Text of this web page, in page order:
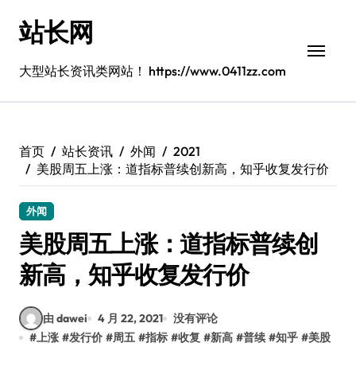
站长网
大型站长资讯类网站！ https://www.0411zz.com
首页 站长资讯 外闻
2021
美股周五上涨：道指标普续创新高，知乎收复发行价
外闻
美股周五上涨：道指标普续创
新高，知乎收复发行价
由 dawei 4 月 22, 2021
没有评论
#上涨 #发行价 #周五 #指标 #收复 #新高 #普续 #知乎 #美股